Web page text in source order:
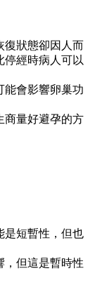
復狀態卻因人而
停經時病人可以
能會影響卵巢功
商量好避孕的方
是短暫性，但也
，但這是暫時性